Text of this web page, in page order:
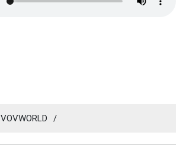
VOVWORLD /